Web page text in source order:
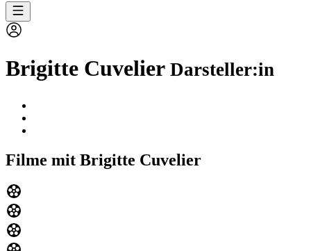
Brigitte Cuvelier Darsteller:in
Filme mit Brigitte Cuvelier